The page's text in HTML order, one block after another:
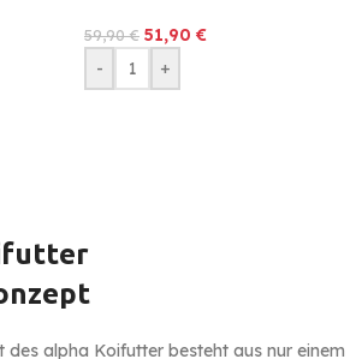
59,90€ 51,90 €
-
+
des alpha Koifutter besteht aus nur einem